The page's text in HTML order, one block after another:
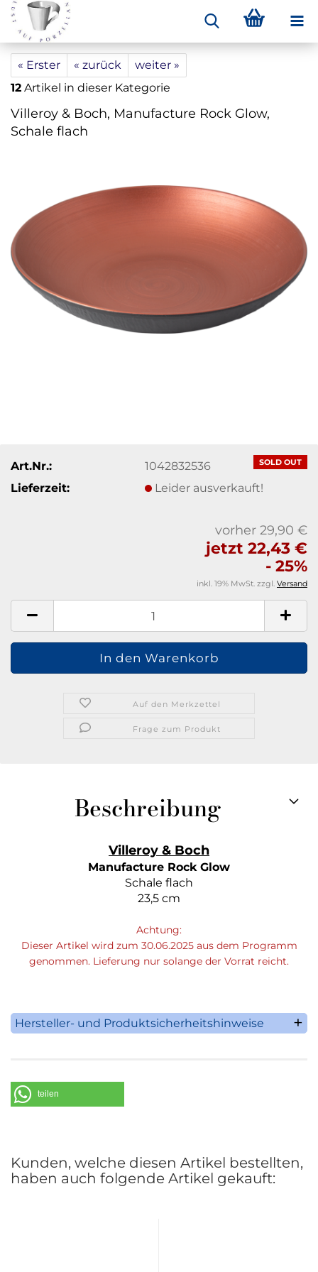
« Erster « zurück
weiter »
12 Artikel in dieser Kategorie
Villeroy & Boch, Manufacture Rock Glow,
Schale flach
SOLD OUT
Art.Nr.:
1042832536
Lieferzeit:
Leider ausverkauft!
vorher 29,90 €
jetzt 22,43 €
- 25%
inkl. 19% MwSt. zzgl. Versand
Auf den Merkzettel
Frage zum Produkt
Beschreibung
Villeroy & Boch
Manufacture Rock Glow
Schale flach
23,5 cm
Achtung:
Dieser Artikel wird zum 30.06.2025 aus dem Programm
genommen. Lieferung nur solange der Vorrat reicht.
Hersteller- und Produktsicherheitshinweise
Telefon: +49 (0) 68 64 / 81 0
teilen
Kunden, welche diesen Artikel bestellten,
haben auch folgende Artikel gekauft: